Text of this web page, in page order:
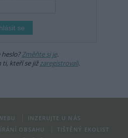
Změňte si je.
ti, kteří se jižzaregistrovali.
INZERUJTE U NÁS
OBSAHU
TIŠTĚNÝ EKOLIST